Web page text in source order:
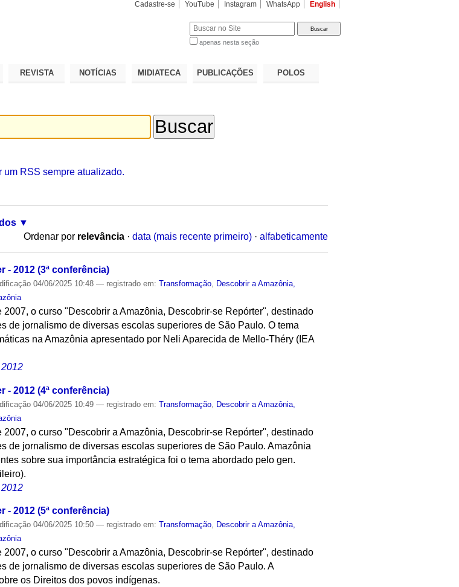
Cadastre-se YouTube Instagram WhatsApp English
apenas nesta seção
REVISTA NOTÍCIAS MIDIATECA PUBLICAÇÕES POLOS
um RSS sempre atualizado.
Ordenar por relevância · data (mais recente primeiro) · alfabeticamente
- 2012 (3ª conferência)
04/06/2025 10:48— registrado em:Transformação
Descobrir a Amazônia,
o curso "Descobrir a Amazônia, Descobrir-se Repórter", destinado
de jornalismo de diversas escolas superiores de São Paulo. O tema
na Amazônia apresentado por Neli Aparecida de Mello-Théry (IEA
- 2012 (4ª conferência)
04/06/2025 10:49— registrado em:Transformação Descobrir a Amazônia,
o curso "Descobrir a Amazônia, Descobrir-se Repórter", destinado
de jornalismo de diversas escolas superiores de São Paulo. Amazônia
sobre sua importância estratégica foi o tema abordado pelo gen.
- 2012 (5ª conferência)
04/06/2025 10:50— registrado em:Transformação, Descobrir a Amazônia,
o curso "Descobrir a Amazônia, Descobrir-se Repórter", destinado
de jornalismo de diversas escolas superiores de São Paulo. A
os Direitos dos povos indígenas.